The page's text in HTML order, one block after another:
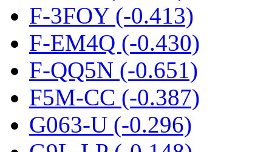
F-3FOY (-0.413)
F-EM4Q (-0.430)
F-QQ5N (-0.651)
F5M-CC (-0.387)
G063-U (-0.296)